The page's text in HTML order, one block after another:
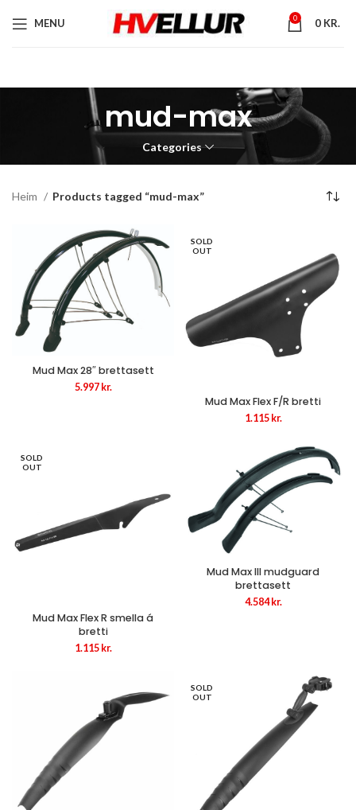
MENU 0 0 KR.
mud-max
Categories
Heim Products tagged “mud-max”
Mud Max 28″ brettasett
5.997 kr.
SOLD
OUT
Mud Max Flex F/R bretti
1.115 kr.
SOLD
OUT
Mud Max Flex R smella á
bretti
1.115 kr.
Mud Max III mudguard
brettasett
4.584 kr.
SOLD
OUT